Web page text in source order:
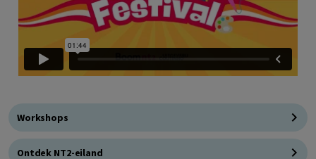
Workshops
Ontdek NT2-eiland